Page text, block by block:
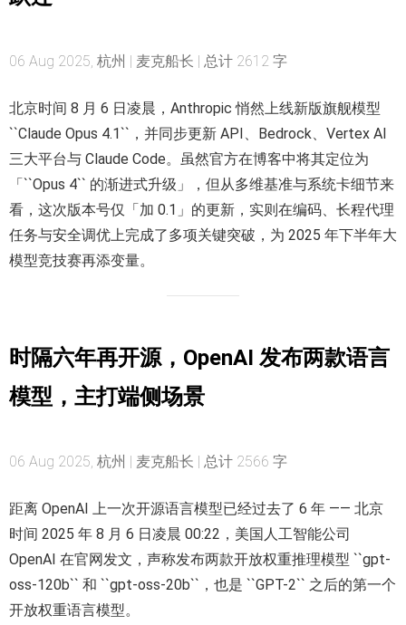
06 Aug 2025, 杭州 | 麦克船长 | 总计 2612 字
北京时间 8 月 6 日凌晨，Anthropic 悄然上线新版旗舰模型
``Claude Opus 4.1``，并同步更新 API、Bedrock、Vertex AI
三大平台与 Claude Code。虽然官方在博客中将其定位为
「``Opus 4`` 的渐进式升级」，但从多维基准与系统卡细节来
看，这次版本号仅「加 0.1」的更新，实则在编码、长程代理
任务与安全调优上完成了多项关键突破，为 2025 年下半年大
模型竞技赛再添变量。
时隔六年再开源，OpenAI 发布两款语言
模型，主打端侧场景
06 Aug 2025, 杭州 | 麦克船长 | 总计 2566 字
距离 OpenAI 上一次开源语言模型已经过去了 6 年 —— 北京
时间 2025 年 8 月 6 日凌晨 00:22，美国人工智能公司
OpenAI 在官网发文，声称发布两款开放权重推理模型 ``gpt-
oss-120b`` 和 ``gpt-oss-20b``，也是 ``GPT-2`` 之后的第一个
开放权重语言模型。